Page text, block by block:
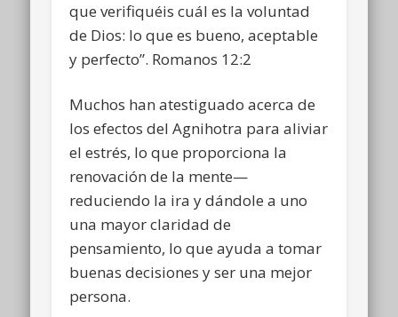
que verifiquéis cuál es la voluntad
de Dios: lo que es bueno, aceptable
y perfecto”. Romanos 12:2
Muchos han atestiguado acerca de
los efectos del Agnihotra para aliviar
el estrés, lo que proporciona la
renovación de la mente—
reduciendo la ira y dándole a uno
una mayor claridad de
pensamiento, lo que ayuda a tomar
buenas decisiones y ser una mejor
persona.